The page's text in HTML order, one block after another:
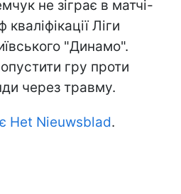
не зіграє в матчі-
Ліги
"Динамо".
гру проти
через травму.
Het Nieuwsblad.